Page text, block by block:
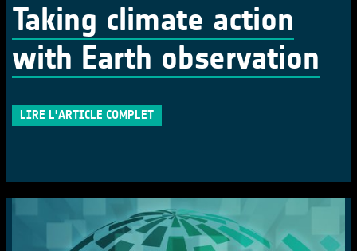
Taking climate action
with Earth observation
LIRE L'ARTICLE COMPLET